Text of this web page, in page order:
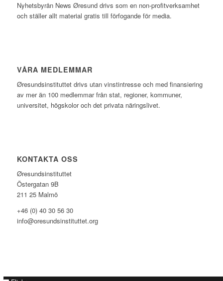
Nyhetsbyrån News Øresund drivs som en non-profitverksamhet
och ställer allt material gratis till förfogande för media.
VÅRA MEDLEMMAR
Øresundsinstituttet drivs utan vinst­intresse och med finansiering
av mer än 100 medlemmar från stat, regioner, kommuner,
universitet, högskolor och det privata näringslivet.
KONTAKTA OSS
Øresundsinstituttet
Östergatan 9B
211 25 Malmö
+46 (0) 40 30 56 30
info@oresundsinstituttet.org